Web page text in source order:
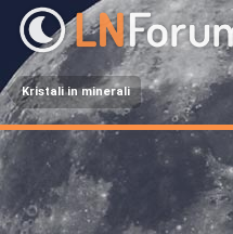
Kristali in minerali